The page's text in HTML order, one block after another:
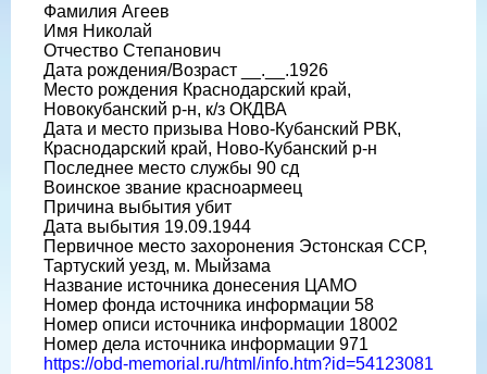
Фамилия Агеев
Имя Николай
Отчество Степанович
Дата рождения/Возраст __.__.1926
Место рождения Краснодарский край,
Новокубанский р-н, к/з ОКДВА
Дата и место призыва Ново-Кубанский РВК,
Краснодарский край, Ново-Кубанский р-н
Последнее место службы 90 сд
Воинское звание красноармеец
Причина выбытия убит
Дата выбытия 19.09.1944
Первичное место захоронения Эстонская ССР,
Тартуский уезд, м. Мыйзама
Название источника донесения ЦАМО
Номер фонда источника информации 58
Номер описи источника информации 18002
Номер дела источника информации 971
https://obd-memorial.ru/html/info.htm?id=54123081